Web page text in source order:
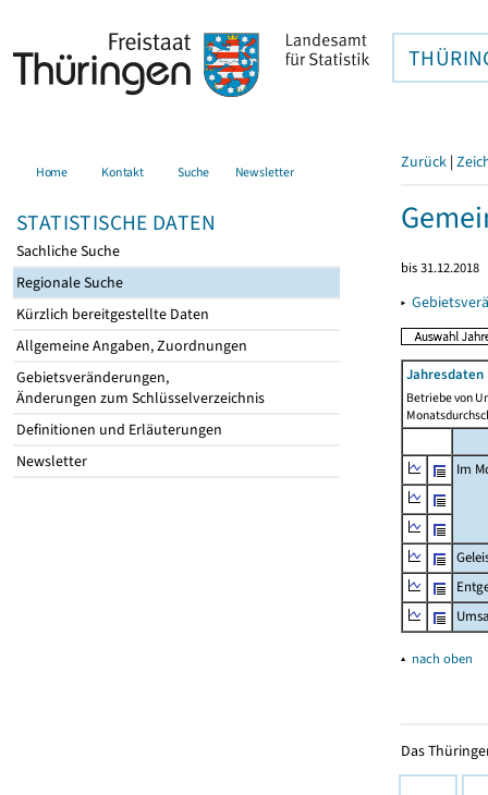
Home Kontakt Suche Newsletter
STATISTISCHE DATEN
Sachliche Suche
Regionale Suche
Kürzlich bereitgestellte Daten
Allgemeine Angaben, Zuordnungen
Gebietsveränderungen,
Änderungen zum Schlüsselverzeichnis
Definitionen und Erläuterungen
Newsletter
Zurück |
bis 31.12.2018
▸
Jahresdaten
Betriebe von
Im
▴ nach oben
Das